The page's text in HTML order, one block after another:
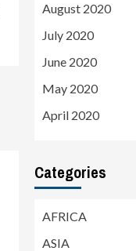
August 2020
July 2020
June 2020
May 2020
April 2020
Categories
AFRICA
ASIA